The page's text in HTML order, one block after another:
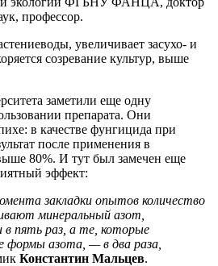
профессор.
увеличивает засухо- и
созревание культур, выше
заметили еще одну
препарата. Они
в качестве фунгицида при
после применения в
80%. И тут был замечен еще
эффект:
закладки опытов количество
минеральный азот,
в пять раз, а те, которые
формы азота, — в два раза,
Константин Мальцев.